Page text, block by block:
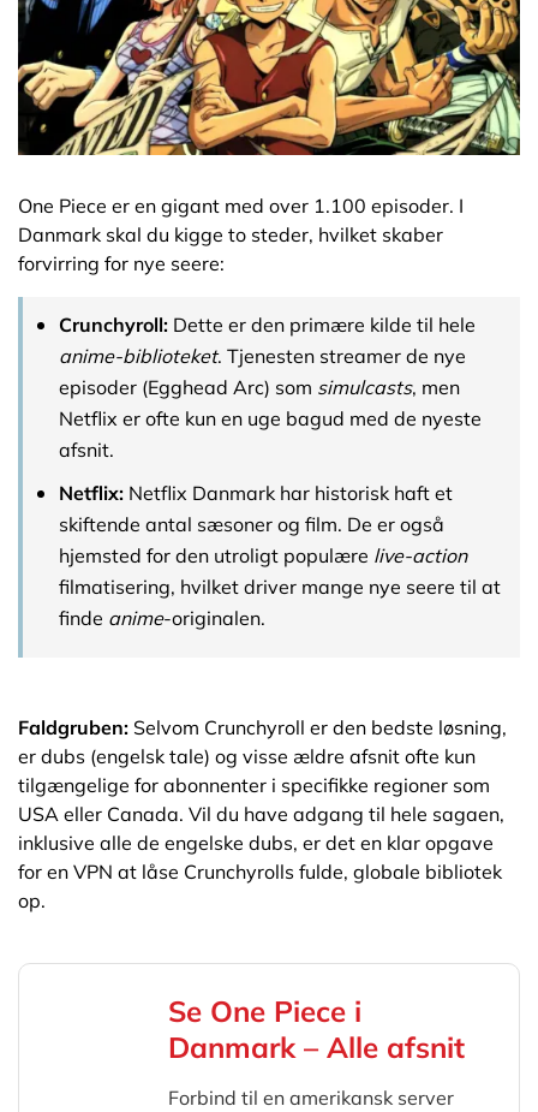
One Piece er en gigant med over 1.100 episoder. I
Danmark skal du kigge to steder, hvilket skaber
forvirring for nye seere:
Crunchyroll: Dette er den primære kilde til hele
anime-biblioteket. Tjenesten streamer de nye
episoder (Egghead Arc) som simulcasts, men
Netflix er ofte kun en uge bagud med de nyeste
afsnit.
Netflix: Netflix Danmark har historisk haft et
skiftende antal sæsoner og film. De er også
hjemsted for den utroligt populære live-action
filmatisering, hvilket driver mange nye seere til at
finde anime-originalen.
Faldgruben: Selvom Crunchyroll er den bedste løsning,
er dubs (engelsk tale) og visse ældre afsnit ofte kun
tilgængelige for abonnenter i specifikke regioner som
USA eller Canada. Vil du have adgang til hele sagaen,
inklusive alle de engelske dubs, er det en klar opgave
for en VPN at låse Crunchyrolls fulde, globale bibliotek
op.
Se One Piece i
Danmark – Alle afsnit
Forbind til en amerikansk server